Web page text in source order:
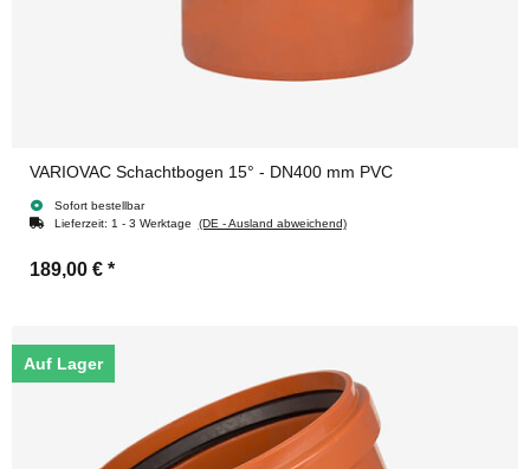
VARIOVAC Schachtbogen 15° - DN400 mm PVC
Sofort bestellbar
Lieferzeit: 1 - 3 Werktage (DE - Ausland abweichend)
189,00 € *
Auf Lager